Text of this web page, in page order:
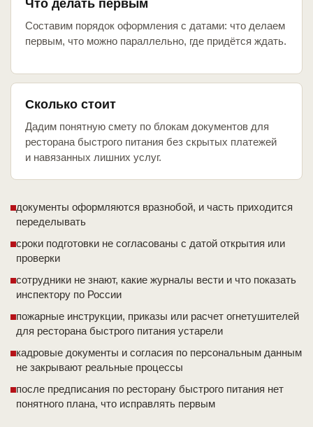
Что делать первым
Составим порядок оформления с датами: что делаем
первым, что можно параллельно, где придётся ждать.
Сколько стоит
Дадим понятную смету по блокам документов для
ресторана быстрого питания без скрытых платежей
и навязанных лишних услуг.
документы оформляются вразнобой, и часть приходится
переделывать
сроки подготовки не согласованы с датой открытия или
проверки
сотрудники не знают, какие журналы вести и что показать
инспектору по России
пожарные инструкции, приказы или расчет огнетушителей
для ресторана быстрого питания устарели
кадровые документы и согласия по персональным данным
не закрывают реальные процессы
после предписания по ресторану быстрого питания нет
понятного плана, что исправлять первым